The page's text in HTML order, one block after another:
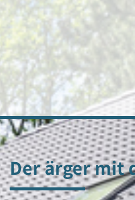
Der ärger mit